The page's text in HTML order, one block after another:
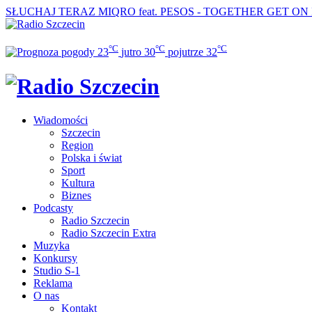
SŁUCHAJ TERAZ MIQRO feat. PESOS - TOGETHER GET
23°C jutro 30°C pojutrze 32°C
Wiadomości
Szczecin
Region
Polska i świat
Sport
Kultura
Biznes
Podcasty
Radio Szczecin
Radio Szczecin Extra
Muzyka
Konkursy
Studio S-1
Reklama
O nas
Kontakt